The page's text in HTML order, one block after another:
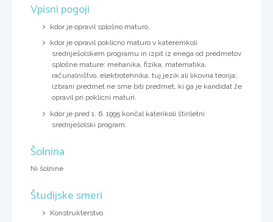
Vpisni pogoji
kdor je opravil splošno maturo,
kdor je opravil poklicno maturo v kateremkoli
srednješolskem programu in izpit iz enega od predmetov
splošne mature: mehanika, fizika, matematika,
računalništvo, elektrotehnika, tuj jezik ali likovna teorija;
izbrani predmet ne sme biti predmet, ki ga je kandidat že
opravil pri poklicni maturi,
kdor je pred 1. 6. 1995 končal katerikoli štiriletni
srednješolski program.
Šolnina
Ni šolnine
Študijske smeri
Konstrukterstvo